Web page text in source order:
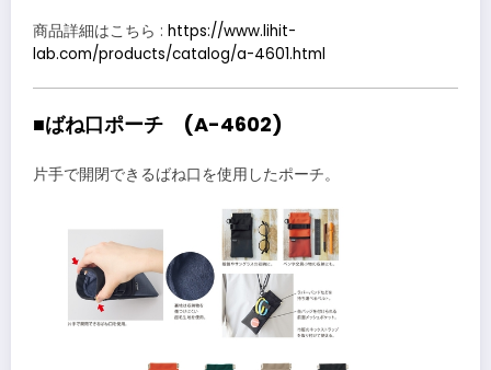
商品詳細はこちら : https://www.lihit-
lab.com/products/catalog/a-4601.html
■ばね口ポーチ (A-4602)
片手で開閉できるばね口を使用したポーチ。